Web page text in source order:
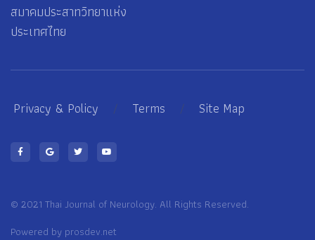
สมาคมประสาทวิทยาแห่ง
ประเทศไทย
Privacy & Policy / Terms / Site Map
© 2021 Thai Journal of Neurology. All Rights Reserved.
Powered by prosdev.net